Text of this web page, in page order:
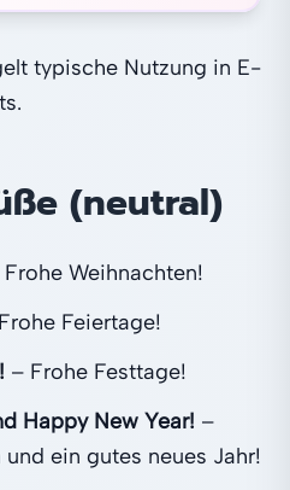
typische Nutzung in E-
(neutral)
Frohe Weihnachten!
Feiertage!
– Frohe Festtage!
Happy New Year! –
ein gutes neues Jahr!